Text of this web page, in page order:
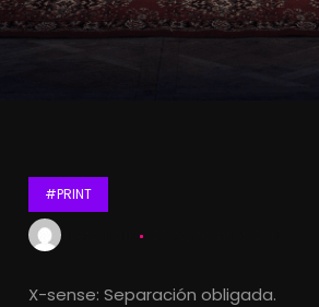
#PRINT
X-sense: Separación obligada.